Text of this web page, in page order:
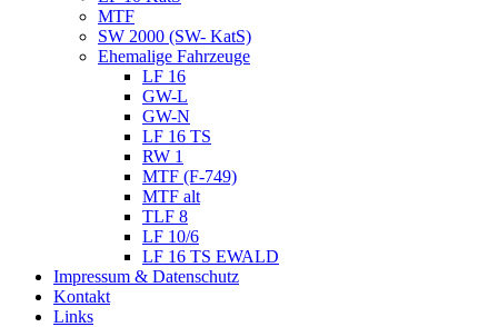
MTF
SW 2000 (SW- KatS)
Ehemalige Fahrzeuge
LF 16
GW-L
GW-N
LF 16 TS
RW 1
MTF (F-749)
MTF alt
TLF 8
LF 10/6
LF 16 TS EWALD
Impressum & Datenschutz
Kontakt
Links